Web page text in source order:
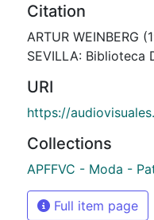
Citation
ARTUR WEINBERG
SEVILLA: Biblioteca
URI
https://
Collections
APFFVC - Moda -
Full item page